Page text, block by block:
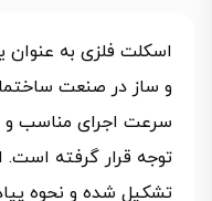
اسکلت فلزی به
و ساز در صنعت
سرعت اجرای مناسب و
توجه قرار گرفته
تشکیل شده و نحوه